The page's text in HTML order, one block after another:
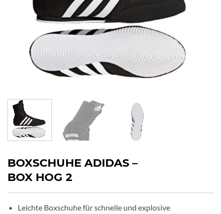
BOXSCHUHE ADIDAS –
BOX HOG 2
Leichte Boxschuhe für schnelle und explosive